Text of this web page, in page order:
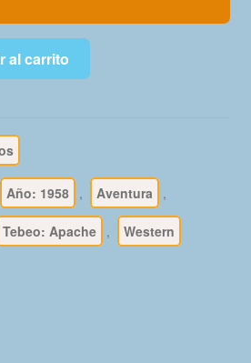
al carrito
Año: 1958 , Aventura ,
Tebeo: Apache , Western